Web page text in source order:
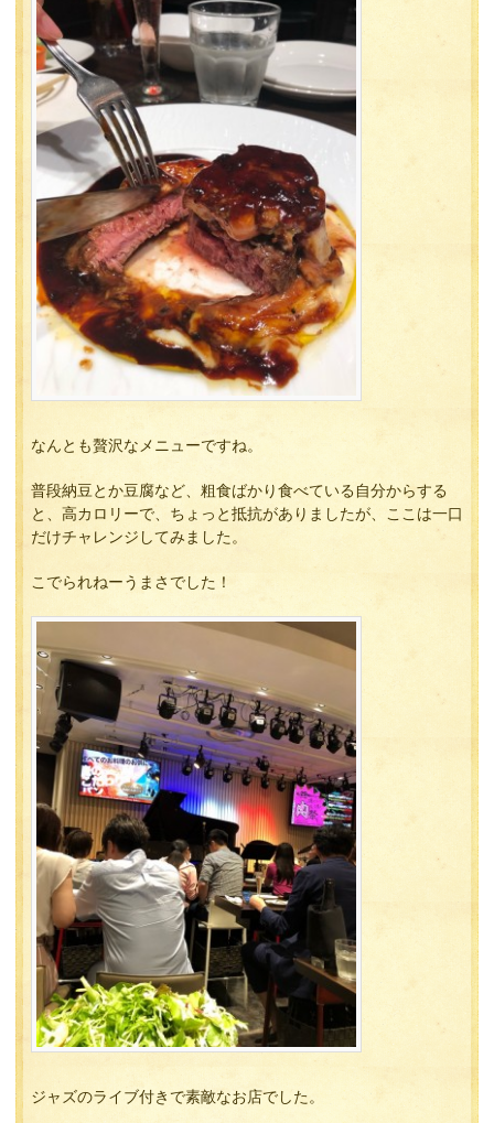
なんとも贅沢なメニューですね。
普段納豆とか豆腐など、粗食ばかり食べている自分からする
と、高カロリーで、ちょっと抵抗がありましたが、ここは一口
だけチャレンジしてみました。
こでられねーうまさでした！
ジャズのライブ付きで素敵なお店でした。